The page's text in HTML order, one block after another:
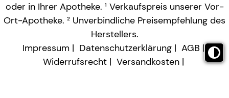
oder in Ihrer Apotheke. ¹ Verkaufspreis unserer Vor-
Ort-Apotheke. ² Unverbindliche Preisempfehlung des
Herstellers.
Impressum
Datenschutzerklärung
AGB
Widerrufsrecht
Versandkosten